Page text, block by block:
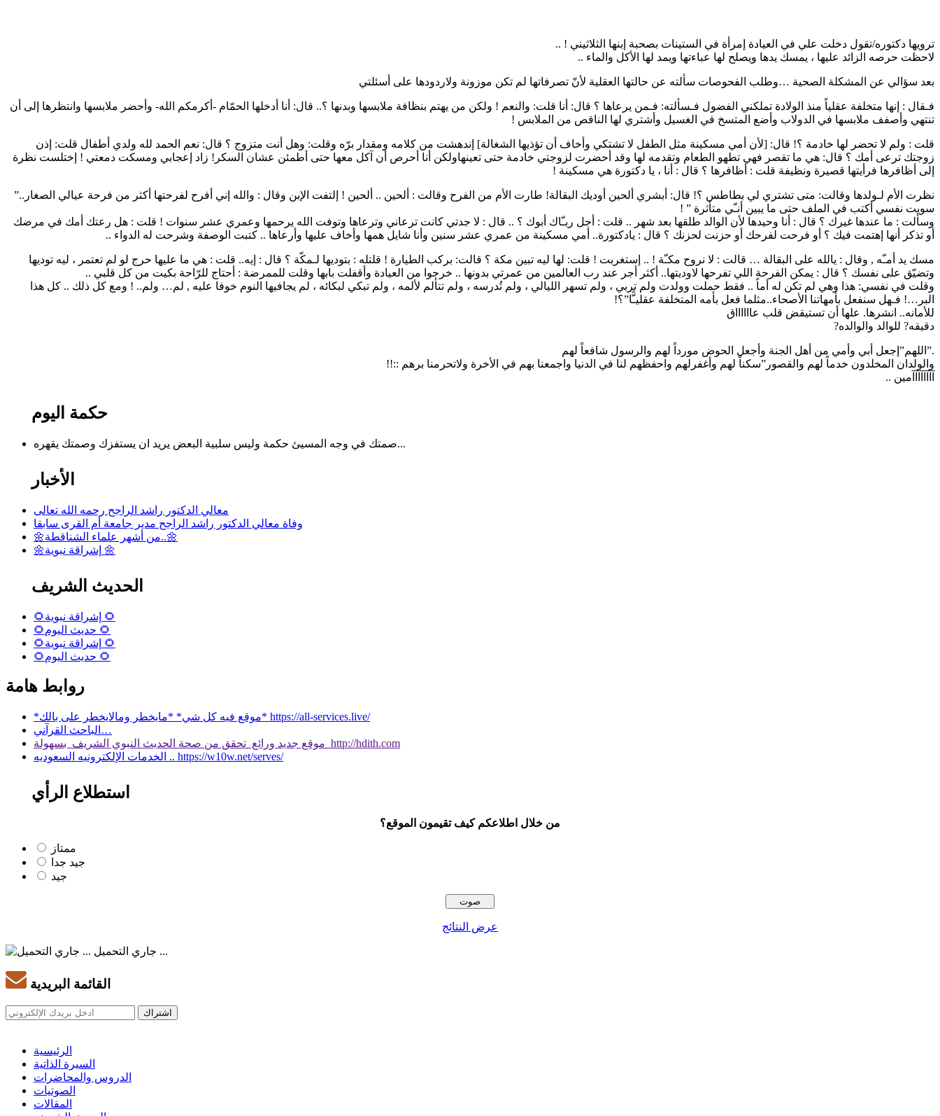
ترويها دكتوره/تقول دخلت علي في العيادة إمرأة في الستينات بصحبة إبنها الثلاثيني ! ..
لاحظت حرصه الزائد عليها ، يمسك يدها ويصلح لها عباءتها ويمد لها الأكل والماء ..
بعد سؤالي عن المشكلة الصحية …وطلب الفحوصات سألته عن حالتها العقلية لأنّ تصرفاتها لم تكن موزونة ولاردودها على أسئلتي
فـقال : إنها متخلفة عقلياً منذ الولادة تملكني الفضول فـسألته: فـمن يرعاها ؟ قال: أنا قلت: والنعم ! ولكن من يهتم بنظافة ملابسها وبدنها ؟.. قال: أنا أدخلها الحمّام -أكرمكم الله- وأحضر ملابسها وانتظرها إلى أن
تنتهي وأصفف ملابسها في الدولاب وأضع المتسخ في الغسيل وأشتري لها الناقص من الملابس !
قلت : ولم لا تحضر لها خادمة ؟! قال: [لأن أمي مسكينة مثل الطفل لا تشتكي وأخاف أن تؤذيها الشغالة] إندهشت من كلامه ومقدار برّه وقلت: وهل أنت متزوج ؟ قال: نعم الحمد لله ولدي أطفال قلت: إذن
زوجتك ترعى أمك ؟ قال: هي ما تقصر فهي تطهو الطعام وتقدمه لها وقد أحضرت لزوجتي خادمة حتى تعينهاولكن أنا أحرص أن آكل معها حتى أطمئن عشان السكر! زاد إعجابي ومسكت دمعتي ! إختلست نظرة
إلى أظافرها فرأيتها قصيرة ونظيفة قلت : أظافرها ؟ قال : أنا ، يا دكتورة هي مسكينة !
نظرت الأم لـولدها وقالت: متى تشتري لي بطاطس ؟! قال: أبشري ألحين أوديك البقالة! طارت الأم من الفرح وقالت : ألحين .. ألحين ! إلتفت الإبن وقال : والله إني أفرح لفرحتها أكثر من فرحة عيالي الصغار..”
سويت نفسي أكتب في الملف حتى ما يبين أنـّي متأثرة ” !
وسألت : ما عندها غيرك ؟ قال : أنا وحيدها لأن الوالد طلقها بعد شهر .. قلت : أجل ربـّاك أبوك ؟ .. قال : لا جدتي كانت ترعاني وترعاها وتوفت الله يرحمها وعمري عشر سنوات ! قلت : هل رعتك أمك في مرضك
أو تذكر أنها إهتمت فيك ؟ أو فرحت لفرحك أو حزنت لحزنك ؟ قال : يادكتورة.. أمي مسكينة من عمري عشر سنين وأنا شايل همها وأخاف عليها وأرعاها .. كتبت الوصفة وشرحت له الدواء ..
مسك يد أمـّه , وقال : يالله على البقالة … قالت : لا نروح مكـّة ! .. إستغربت ! قلت: لها ليه تبين مكة ؟ قالت: بركب الطيارة ! قلتله : بتوديها لـمكّة ؟ قال : إيه.. قلت : هي ما عليها حرج لو لم تعتمر ، ليه توديها
وتضيّق على نفسك ؟ قال : يمكن الفرحة اللي تفرحها لاوديتها.. أكثر أجر عند رب العالمين من عمرتي بدونها .. خرجوا من العيادة وأقفلت بابها وقلت للممرضة : أحتاج للرّاحة بكيت من كل قلبي ..
وقلت في نفسي: هذا وهي لم تكن له أماً .. فقط حملت وولدت ولم تربي ، ولم تسهر الليالي ، ولم تُدرسه ، ولم تتألم لألمه ، ولم تبكي لبكائه ، لم يجافيها النوم خوفا عليه , لم… ولم.. ! ومع كل ذلك .. كل هذا
البر…! فـهل سنفعل بأمهاتنا الأصحاء..مثلما فعل بأمه المتخلفة عقليـًّا”؟!
للأمانه.. انشرها. علها أن تستيقض قلب عااااااق
دقيقه? للوالد والوالده?
.”اللهم”إجعل أبي وأمي من أهل الجنة وأجعل الحوض مورداً لهم والرسول شافعاً لهم
والولدان المخلدون خدماً لهم والقصور”سكناً لهم وأغفرلهم واحفظهم لنا في الدنيا واجمعنا بهم في الأخرة ولاتحرمنا برهم ::!!
آآآآآآآآمين ..
حكمة اليوم
صمتك في وجه المسيئ حكمة وليس سلبية البعض يريد ان يستفزك وصمتك يقهره...
الأخبار
معالي الدكتور راشد الراجح رحمه الله تعالى
وفاة معالي الدكتور راشد الراجح مدير جامعة أم القرى سابقا
🌼من أشهر علماء الشناقطة..🌼
🌼إشراقة نبوية 🌼
الحديث الشريف
🌻إشراقة نبوية 🌻
🌻حديث اليوم 🌻
🌻إشراقة نبوية 🌻
🌻حديث اليوم 🌻
روابط هامة
*موقع فيه كل شي* *مايخطر ومالايخطر على بالك* https://all-services.live/
الباحث القرآني…
موقع جديد ورائع تحقق من صحة الحديث النبوي الشريف بسهولة http://hdith.com
الخدمات الإلكترونيه السعوديه .. https://w10w.net/serves/
استطلاع الرأي
من خلال اطلاعكم كيف تقيمون الموقع؟
ممتاز
جيد جدا
جيد
عرض النتائج
جاري التحميل ...
القائمة البريدية
الرئيسية
السيرة الذاتية
الدروس والمحاضرات
الصوتيات
المقالات